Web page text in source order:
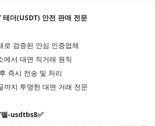
더(USDT) 안전 판매 전문
로 검증된 안심 인증업체
에서 대면 직거래 원칙
즉시 전송 및 처리
까지 투명한 대면 거래 전문
톌-usdtbs8✅